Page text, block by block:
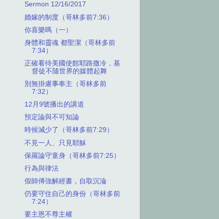
Sermon 12/16/2017
婚嫁的制度（哥林多前7:36）
你喜樂嗎（一）
身體和靈魂 都聖潔（哥林多前
7:34）
正確看待美國使館耶路撒冷，基
督徒不隨世界的媒體起舞
別無掛慮事奉主（哥林多前
7:32）
12月9號播出的講道
預定論與不可知論
時候減少了（哥林多前7:29）
不見一人、只見耶穌
保羅論守童身（哥林多前7:25）
行為與律法
假師傅強解經書，自取沉淪
仍要守住自己的身份（哥林多前
7:24）
要主恩不尊主權